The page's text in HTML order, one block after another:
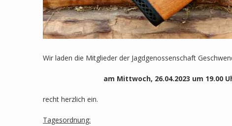
Wir laden die Mitglieder der Jagdgenossenschaft
am Mittwoch, 26.04.2023 um 19.00
recht herzlich ein.
Tagesordnung: